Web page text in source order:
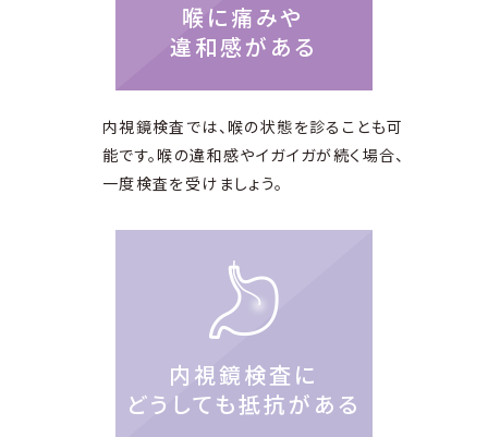
喉に痛みや
違和感がある
内視鏡検査では、喉の状態を診ることも可
能です。喉の違和感やイガイガが続く場合、
一度検査を受けましょう。
内視鏡検査に
どうしても抵抗がある